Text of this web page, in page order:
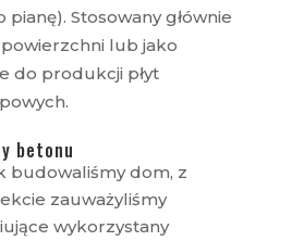
Stosowany głównie
lub jako
do produkcji płyt
betonu
budowaliśmy dom, z
zauważyliśmy
wykorzystany